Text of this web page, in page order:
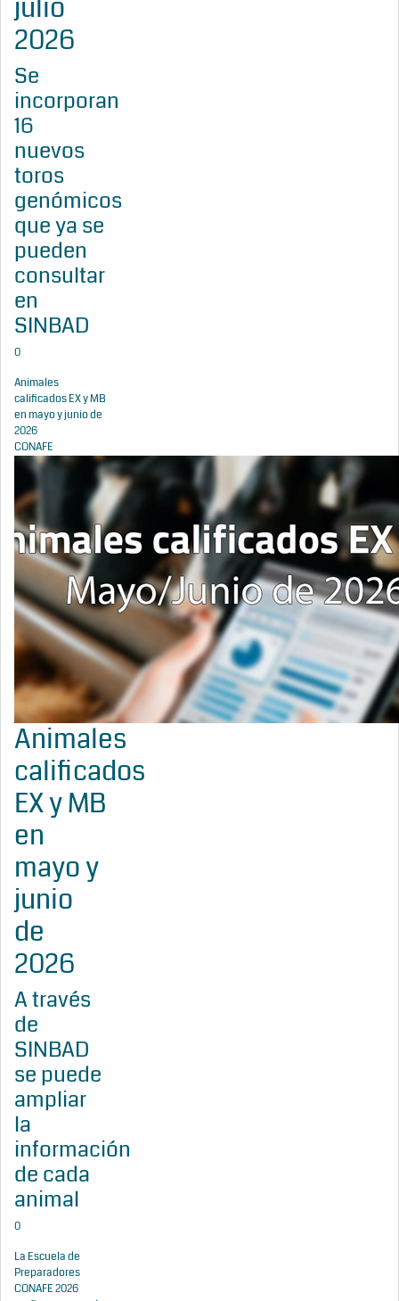
julio
2026
Se
incorporan
16
nuevos
toros
genómicos
que ya se
pueden
consultar
en
SINBAD
0
Animales
calificados EX y MB
en mayo y junio de
2026
CONAFE
Animales
calificados
EX y MB
en
mayo y
junio
de
2026
A través
de
SINBAD
se puede
ampliar
la
información
de cada
animal
0
La Escuela de
Preparadores
CONAFE 2026